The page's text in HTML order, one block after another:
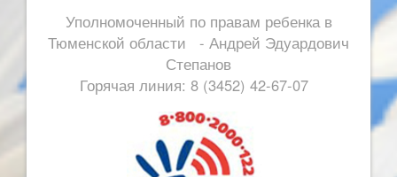
Уполномоченный по правам ребенка в
Тюменской области - Андрей Эдуардович
Степанов
Горячая линия: 8 (3452) 42-67-07